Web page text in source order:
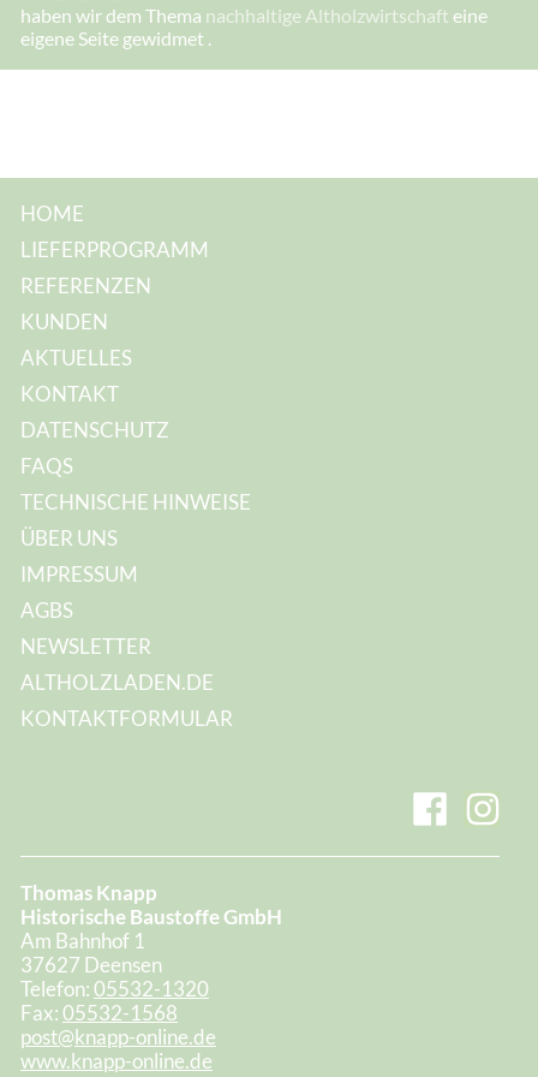
I
h
r
haben wir dem Thema nachhaltige Altholzwirtschaft eine
eigene Seite gewidmet .
HOME
LIEFERPROGRAMM
REFERENZEN
KUNDEN
AKTUELLES
KONTAKT
DATENSCHUTZ
FAQS
TECHNISCHE HINWEISE
ÜBER UNS
IMPRESSUM
AGBS
NEWSLETTER
ALTHOLZLADEN.DE
KONTAKTFORMULAR
Thomas Knapp
Historische Baustoffe GmbH
Am Bahnhof 1
37627 Deensen
Telefon:05532-1320
Fax:05532-1568
post@knapp-online.de
www.knapp-online.de